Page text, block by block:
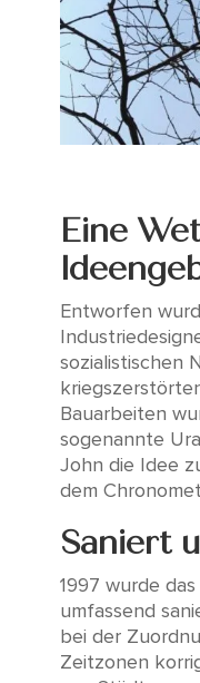
Eine
Entworfen
sozialistischen
Bauarbeiten
sogenannte
John die Idee
dem
Saniert
1997 wurde
umfassend
bei der
Zeitzonen